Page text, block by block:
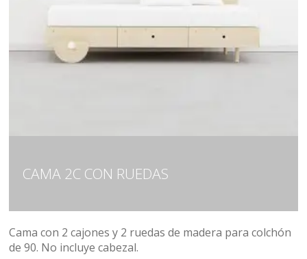
CAMA 2C CON RUEDAS
Cama con 2 cajones y 2 ruedas de madera para colchón
de 90. No incluye cabezal.